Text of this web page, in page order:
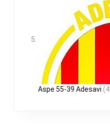
Aspe 55-39 Adesavi